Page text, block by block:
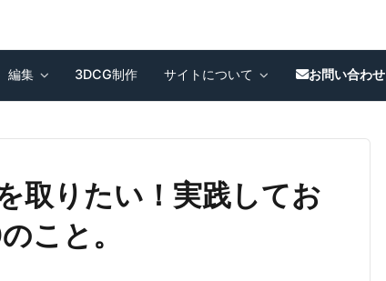
編集 3DCG制作 サイトについて お問い合わせ
取りたい！実践してお
こと。